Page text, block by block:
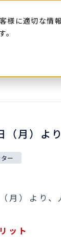
様に適切な情
月）よ
ー
）より、
ット